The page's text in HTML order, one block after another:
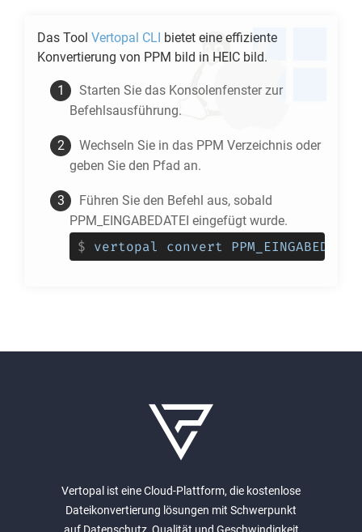
Das Tool Vertopal CLI bietet eine effiziente
Konvertierung von PPM bild in HEIC bild.
Starten Sie das Konsolenfenster zur
Befehlsausführung.
Wechseln Sie in das PPM Verzeichnis oder
geben Sie den Pfad an.
Führen Sie den Befehl aus, sobald
PPM_EINGABEDATEI eingefügt wurde.
$ vertopal convert
Vertopal ist eine Cloud-Plattform, die kostenlose
Dateikonvertierung lösungen mit Schwerpunkt